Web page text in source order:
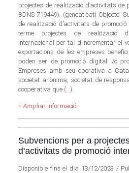
projectes de realització d’activitats de
BDNS 719449). (gencat.cat) Objecte:
de realització d’activitats de
terme projectes de realització
internacional per tal d’incrementar el
exportacions de les empreses
poden ser de promoció digital i/o
Empreses amb seu operativa a
societat anònima, societat de
cooperativa que(…)
+ Ampliar informació
Subvencions per a
d’activitats de promoció
Disponible fins el dia 13/12/2023 /